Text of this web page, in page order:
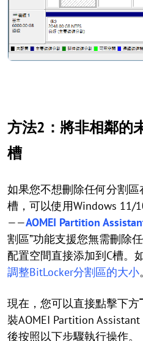
方法2：將非相鄰的
槽
如果您不想刪除任何分割區
槽，可以使用Windows 11/
——AOMEI Partition
割區”功能支援您無需刪除
配置空間直接添加到C槽。
調整BitLocker分割區的大小。
現在，您可以直接點擊下方
裝AOMEI Partition
後按照以下步驟執行操作。